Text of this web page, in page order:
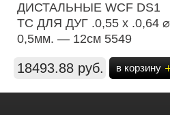
ДИСТАЛЬНЫЕ WСF DS1
ТС ДЛЯ ДУГ .0,55 х .0,64 ⌀
0,5мм. — 12см 5549
18493.88 руб. в корзину